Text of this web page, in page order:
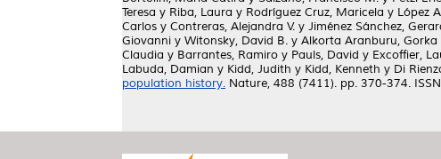
Teresa y Riba, Laura y Rodríguez Cruz, Maricela y López
Carlos y Contreras, Alejandra V. y Jiménez Sánchez,
Giovanni y Witonsky, David B. y Alkorta Aranburu, Gorka
Claudia y Barrantes, Ramiro y Pauls, David y Excoffier,
Labuda, Damian y Kidd, Judith y Kidd, Kenneth y Di
population history. Nature, 488 (7411). pp. 370-374.